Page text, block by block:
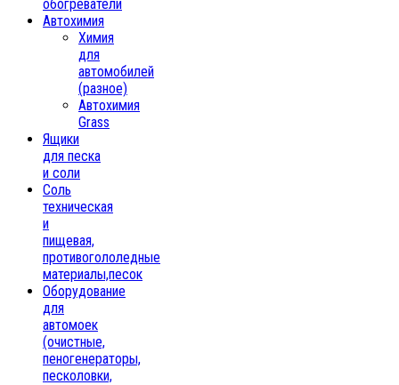
обогреватели
Автохимия
Химия
для
автомобилей
(разное)
Автохимия
Grass
Ящики
для песка
и соли
Соль
техническая
и
пищевая,
противогололедные
материалы,песок
Oборудование
для
автомоек
(очистные,
пеногенераторы,
песколовки,